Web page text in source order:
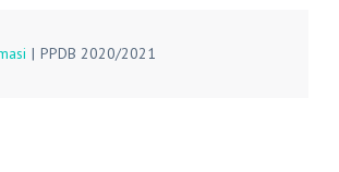
| PPDB 2020/2021